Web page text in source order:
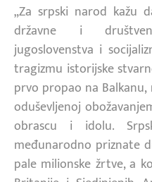
„Za srpski narod kažu
državne i
jugoslovenstva i
tragizmu istorijske
prvo propao na
oduševljenoj
obrascu i idolu.
međunarodno priznate
pale milionske žrtve, a